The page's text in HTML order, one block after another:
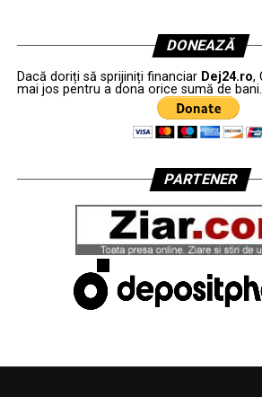
DONEAZĂ
Dacă doriți să sprijiniți financiar Dej24.ro,
mai jos pentru a dona orice sumă de bani.
PARTENER